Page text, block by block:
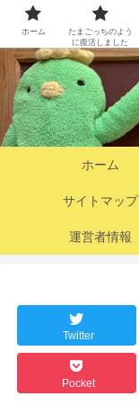
ホーム
サイトマップ
運営者情報
Twitter
Pocket
ホーム
たまごっちのよう
に復活しました